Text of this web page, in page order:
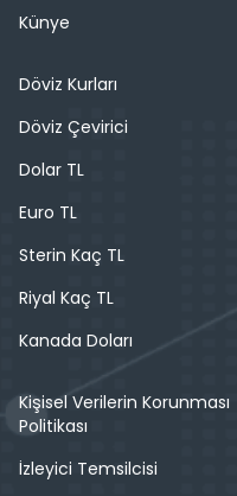
Künye
Döviz Kurları
Döviz Çevirici
Dolar TL
Euro TL
Sterin Kaç TL
Riyal Kaç TL
Kanada Doları
Kişisel Verilerin Korunması
Politikası
İzleyici Temsilcisi